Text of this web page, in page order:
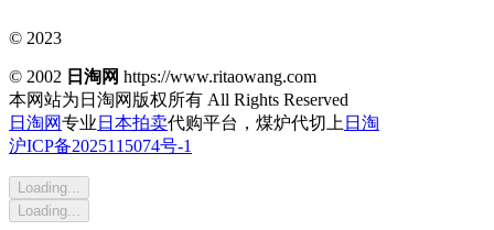
© 2023
© 2002 日淘网 https://www.ritaowang.com
本网站为日淘网版权所有 All Rights Reserved
日淘网专业 日本拍卖代购平台，煤炉代切上 日淘
沪ICP备2025115074号-1
Loading...
Loading...